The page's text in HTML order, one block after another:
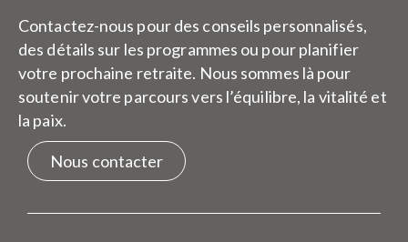
Contactez-nous pour des conseils personnalisés,
des détails sur les programmes ou pour planifier
votre prochaine retraite. Nous sommes là pour
soutenir votre parcours vers l’équilibre, la vitalité et
la paix.
Nous contacter